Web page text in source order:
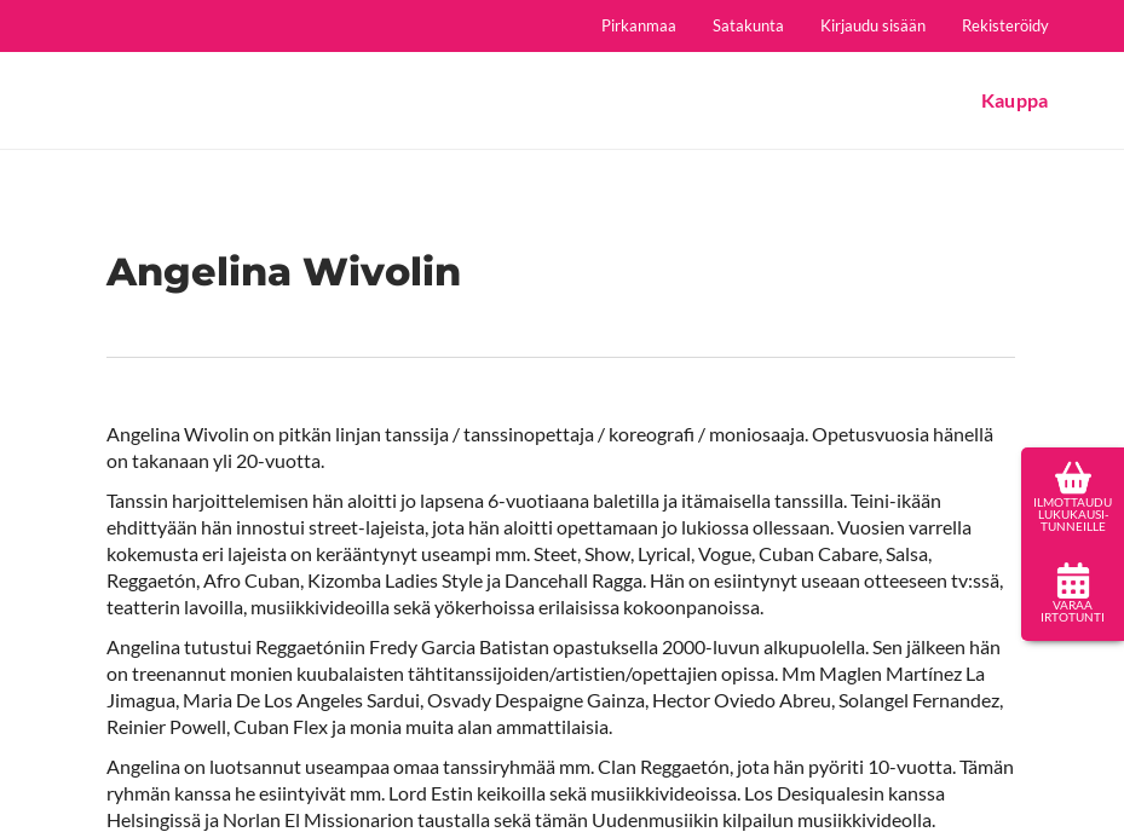
Pirkanmaa Satakunta Kirjaudu sisään Rekisteröidy
Kauppa
ILMOTTAUDU
LUKUKAUSI-
TUNNEILLE
VARAA
IRTOTUNTI
Angelina Wivolin
Angelina Wivolin on pitkän linjan tanssija / tanssinopettaja / koreografi / moniosaaja. Opetusvuosia hänellä
on takanaan yli 20-vuotta.
Tanssin harjoittelemisen hän aloitti jo lapsena 6-vuotiaana baletilla ja itämaisella tanssilla. Teini-ikään
ehdittyään hän innostui street-lajeista, jota hän aloitti opettamaan jo lukiossa ollessaan. Vuosien varrella
kokemusta eri lajeista on kerääntynyt useampi mm. Steet, Show, Lyrical, Vogue, Cuban Cabare, Salsa,
Reggaetón, Afro Cuban, Kizomba Ladies Style ja Dancehall Ragga. Hän on esiintynyt useaan otteeseen tv:ssä,
teatterin lavoilla, musiikkivideoilla sekä yökerhoissa erilaisissa kokoonpanoissa.
Angelina tutustui Reggaetóniin Fredy Garcia Batistan opastuksella 2000-luvun alkupuolella. Sen jälkeen hän
on treenannut monien kuubalaisten tähtitanssijoiden/artistien/opettajien opissa. Mm Maglen Martínez La
Jimagua, Maria De Los Angeles Sardui, Osvady Despaigne Gainza, Hector Oviedo Abreu, Solangel Fernandez,
Reinier Powell, Cuban Flex ja monia muita alan ammattilaisia.
Angelina on luotsannut useampaa omaa tanssiryhmää mm. Clan Reggaetón, jota hän pyöriti 10-vuotta. Tämän
ryhmän kanssa he esiintyivät mm. Lord Estin keikoilla sekä musiikkivideoissa. Los Desiqualesin kanssa
Helsingissä ja Norlan El Missionarion taustalla sekä tämän Uudenmusiikin kilpailun musiikkivideolla.